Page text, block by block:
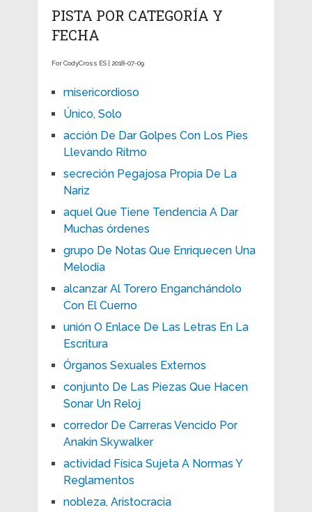
PISTA POR CATEGORÍA Y
FECHA
For CodyCross ES | 2018-07-09
misericordioso
Único, Solo
acción De Dar Golpes Con Los Pies
Llevando Ritmo
secreción Pegajosa Propia De La
Nariz
aquel Que Tiene Tendencia A Dar
Muchas órdenes
grupo De Notas Que Enriquecen Una
Melodía
alcanzar Al Torero Enganchándolo
Con El Cuerno
unión O Enlace De Las Letras En La
Escritura
Órganos Sexuales Externos
conjunto De Las Piezas Que Hacen
Sonar Un Reloj
corredor De Carreras Vencido Por
Anakin Skywalker
actividad Física Sujeta A Normas Y
Reglamentos
nobleza, Aristocracia